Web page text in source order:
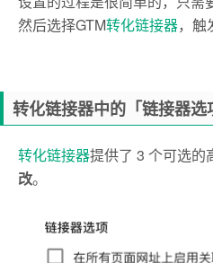
然后选择GTM转化链接器，触
转化链接器中的「链接器选
转化链接器提供了 3 个可选的
改。